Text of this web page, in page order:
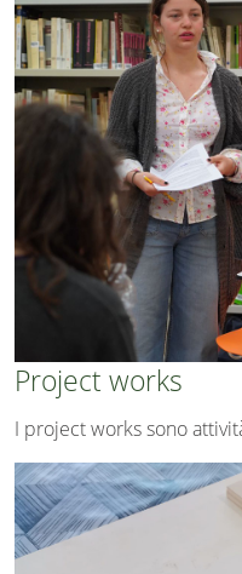
Project works
I project works sono